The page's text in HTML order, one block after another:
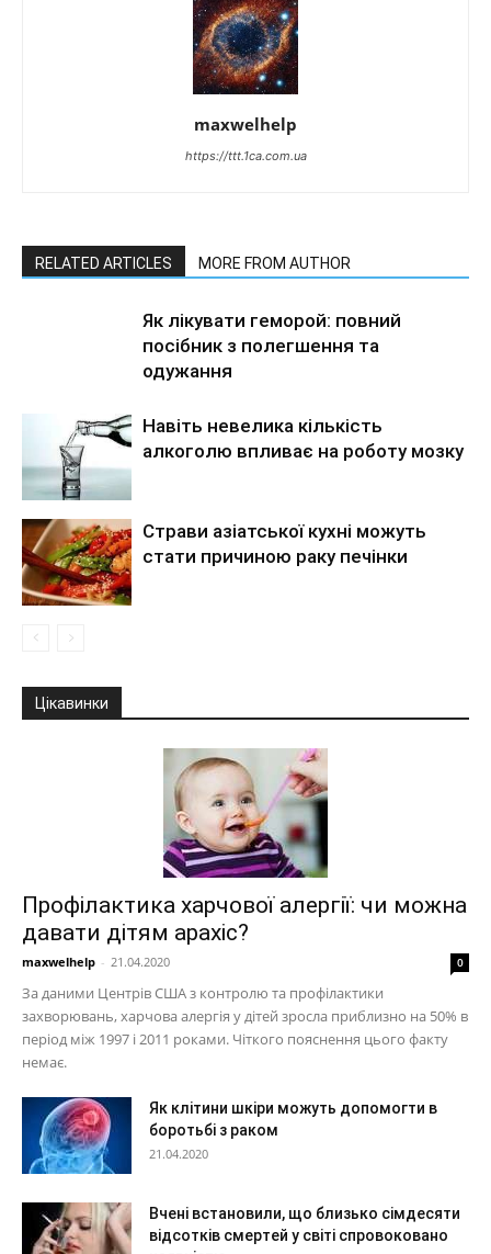
maxwelhelp
https://ttt.1ca.com.ua
RELATED ARTICLES MORE FROM AUTHOR
Як лікувати геморой: повний
посібник з полегшення та
одужання
Навіть невелика кількість
алкоголю впливає на роботу мозку
Страви азіатської кухні можуть
стати причиною раку печінки
Цікавинки
Профілактика харчової алергії: чи можна
давати дітям арахіс?
maxwelhelp - 21.04.2020 0
За даними Центрів США з контролю та профілактики
захворювань, харчова алергія у дітей зросла приблизно на 50% в
період між 1997 і 2011 роками. Чіткого пояснення цього факту
немає.
Як клітини шкіри можуть допомогти в
боротьбі з раком
21.04.2020
Вчені встановили, що близько сімдесяти
відсотків смертей у світі спровоковано